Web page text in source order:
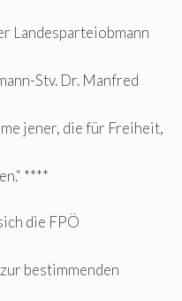
Landesparteiobmann
Stv. Dr. Manfred
jener, die für Freiheit,
****
die FPÖ
bestimmenden